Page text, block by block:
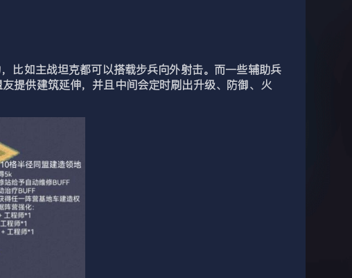
如主战坦克都可以搭载步兵向外射击。而一些辅助兵
提供建筑延伸，并且中间会定时刷出升级、防御、火